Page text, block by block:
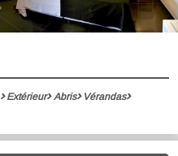
Extérieur Abris
Vérandas